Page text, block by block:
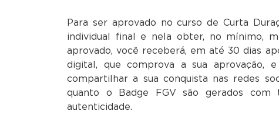
Para ser aprovado no curso de Curta
individual final e nela obter, no mínimo,
aprovado, você receberá, em até 30 dias
digital, que comprova a sua aprovação,
compartilhar a sua conquista nas redes
quanto o Badge FGV são gerados com
autenticidade.